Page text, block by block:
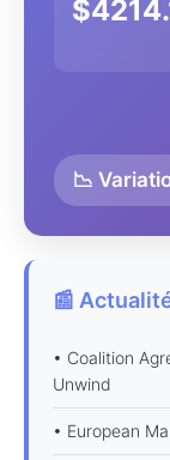
📉
📰
• Coalition
Unwind
• European